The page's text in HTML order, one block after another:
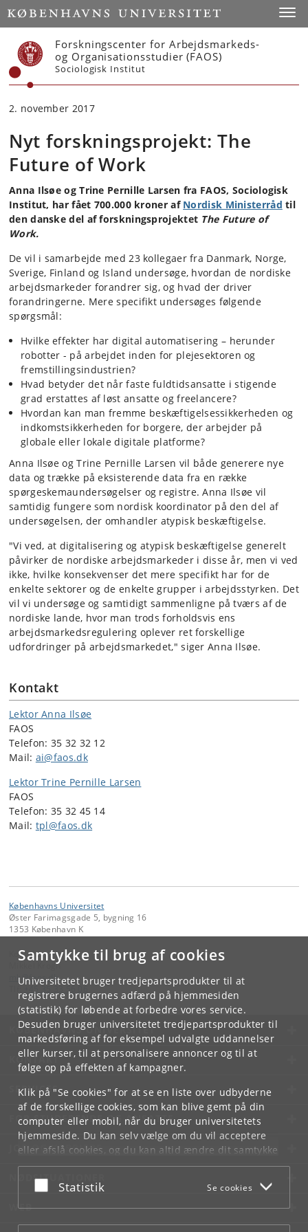
Samtykke til brug af cookies
Universitetet bruger tredjepartsprodukter til at
registrere brugernes adfærd på hjemmesiden
(statistik) for løbende at forbedre vores service.
Desuden bruger universitetet tredjepartsprodukter til
markedsføring af for eksempel udvalgte uddannelser
eller kurser, til at personalisere annoncer og til at
følge op på effekten af kampagner.
Klik på "Se cookies" for at se en liste over udbyderne
af de forskellige cookies, som kan blive gemt på din
computer eller mobil, når du bruger universitetets
hjemmeside. Du kan selv vælge om du vil acceptere
eller afslå cookies, og du kan altid ændre dit samtykke
underCookie- og privatlivspolitiksom du finder i
bunden af hver side.
Acceptér eller afslå
Statistik Se cookies
Start
Forskningscenter for Arbejdsmarkeds-
og Organisationsstudier (FAOS)
Sociologisk Institut
2. november 2017
Nyt forskningsprojekt: The
Future of Work
Anna Ilsøe og Trine Pernille Larsen fra FAOS, Sociologisk
Institut, har fået 700.000 kroner af Nordisk Ministerråd til
den danske del af forskningsprojektet The Future of
Work.
De vil i samarbejde med 23 kollegaer fra Danmark, Norge,
Sverige, Finland og Island undersøge, hvordan de nordiske
arbejdsmarkeder forandrer sig, og hvad der driver
forandringerne. Mere specifikt undersøges følgende
spørgsmål:
Hvilke effekter har digital automatisering – herunder
robotter - på arbejdet inden for plejesektoren og
fremstillingsindustrien?
Hvad betyder det når faste fuldtidsansatte i stigende
grad erstattes af løst ansatte og freelancere?
Hvordan kan man fremme beskæftigelsessikkerheden og
indkomstsikkerheden for borgere, der arbejder på
globale eller lokale digitale platforme?
Anna Ilsøe og Trine Pernille Larsen vil både generere nye
data og trække på eksisterende data fra en række
spørgeskemaundersøgelser og registre. Anna Ilsøe vil
samtidig fungere som nordisk koordinator på den del af
undersøgelsen, der omhandler atypisk beskæftigelse.
"Vi ved, at digitalisering og atypisk beskæftigelse generelt
påvirker de nordiske arbejdsmarkeder i disse år, men vi ved
ikke, hvilke konsekvenser det mere specifikt har for de
enkelte sektorer og de enkelte grupper i arbejdsstyrken. Det
vil vi undersøge og samtidigt sammenligne på tværs af de
nordiske lande, hvor man trods forholdsvis ens
arbejdsmarkedsregulering oplever ret forskellige
udfordringer på arbejdsmarkedet," siger Anna Ilsøe.
Kontakt
Lektor Anna Ilsøe
FAOS
Telefon: 35 32 32 12
Mail: ai@faos.dk
Lektor Trine Pernille Larsen
FAOS
Telefon: 35 32 45 14
Mail: tpl@faos.dk
Københavns Universitet
Øster Farimagsgade 5, bygning 16
1353 København K
Kontakt:
Mikkel Krogh
mk @faos.dk
KØBENHAVNS UNIVERSITET
KONTAKT
SERVICES
FOR STUDERENDE OG ANSATTE
JOB OG KARRIERE
NØDSITUATIONER
WEB